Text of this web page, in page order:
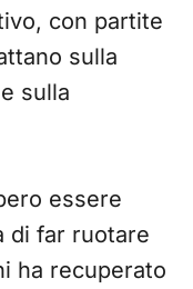
con partite
sulla
sulla
essere
di far ruotare
ha recuperato